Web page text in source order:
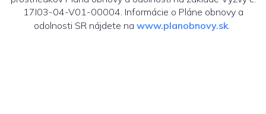
17I03-04-V01-00004. Informácie o Pláne obnovy a
odolnosti SR nájdete na www.planobnovy.sk